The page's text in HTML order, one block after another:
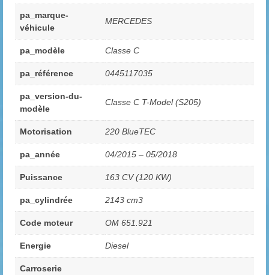
pa_marque-
véhicule
MERCEDES
pa_modèle Classe C
pa_référence 0445117035
pa_version-du-
modèle
Classe C T-Model (S205)
Motorisation 220 BlueTEC
pa_année 04/2015 – 05/2018
Puissance 163 CV (120 KW)
pa_cylindrée 2143 cm3
Code moteur OM 651.921
Energie Diesel
Carroserie